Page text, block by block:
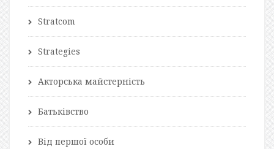
Stratcom
Strategies
Акторська майстерність
Батьківство
Від першої особи